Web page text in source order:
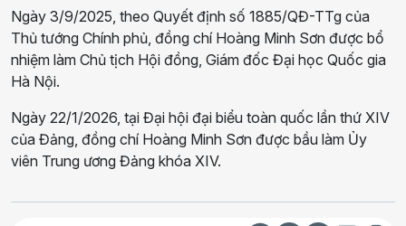
Ngày 3/9/2025, theo Quyết định số 1885/QĐ-TTg của
Thủ tướng Chính phủ, đồng chí Hoàng Minh Sơn được bổ
nhiệm làm Chủ tịch Hội đồng, Giám đốc Đại học Quốc gia
Hà Nội.
Ngày 22/1/2026, tại Đại hội đại biểu toàn quốc lần thứ XIV
của Đảng, đồng chí Hoàng Minh Sơn được bầu làm Ủy
viên Trung ương Đảng khóa XIV.